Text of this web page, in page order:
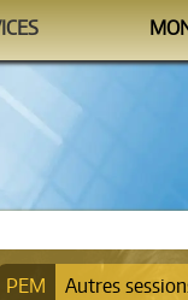
Autres